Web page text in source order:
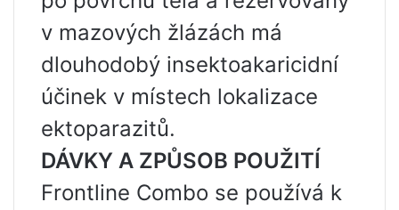
v mazových žlázách má
dlouhodobý insektoakaricidní
účinek v místech lokalizace
ektoparazitů.
DÁVKY A ZPŮSOB POUŽITÍ
Frontline Combo se používá k